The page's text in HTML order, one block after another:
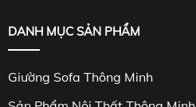
DANH MỤC SẢN PHẨM
Giường Sofa Thông Minh